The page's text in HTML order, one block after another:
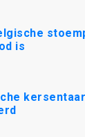
is